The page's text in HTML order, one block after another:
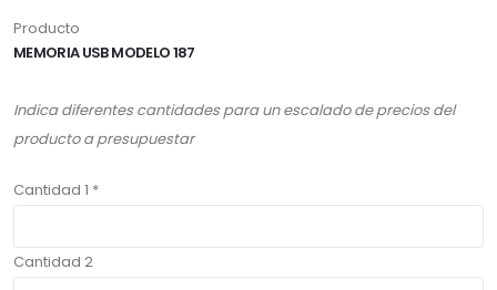
Producto
MEMORIA USB MODELO 187
Indica diferentes cantidades para un escalado de precios del
producto a presupuestar
Cantidad 1 *
Cantidad 2